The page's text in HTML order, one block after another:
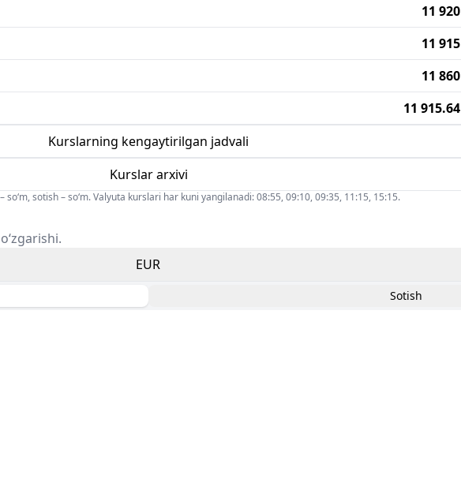
11 920
11 915
11 860
11 915.64
Kurslarning kengaytirilgan jadvali
Kurslar arxivi
sotish – so‘m. Valyuta kurslari har kuni yangilanadi: 08:55, 09:10, 09:35, 11:15, 15:15.
EUR
Sotish